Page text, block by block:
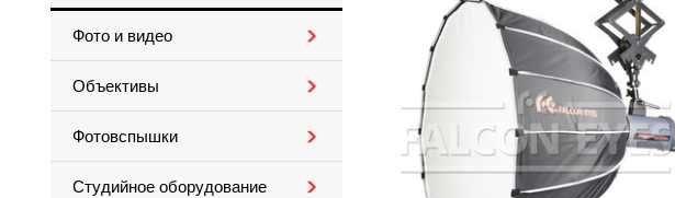
Фото и видео
Объективы
Фотовспышки
Студийное оборудование